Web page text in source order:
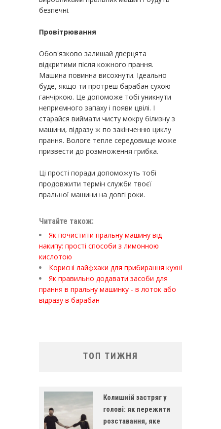
безпечні.
Провітрювання
Обов'язково залишай дверцята
відкритими після кожного прання.
Машина повинна висохнути. Ідеально
буде, якщо ти протреш барабан сухою
ганчіркою. Це допоможе тобі уникнути
неприємного запаху і появи цвілі. І
старайся виймати чисту мокру білизну з
машини, відразу ж по закінченню циклу
прання. Вологе тепле середовище може
призвести до розмноження грибка.
Ці прості поради допоможуть тобі
продовжити термін служби твоєї
пральної машини на довгі роки.
Читайте також:
Як почистити пральну машину від
накипу: прості способи з лимонною
кислотою
Корисні лайфхаки для прибирання кухні
Як правильно додавати засоби для
прання в пральну машинку - в лоток або
відразу в барабан
ТОП ТИЖНЯ
Колишній застряг у
голові: як пережити
розставання, яке